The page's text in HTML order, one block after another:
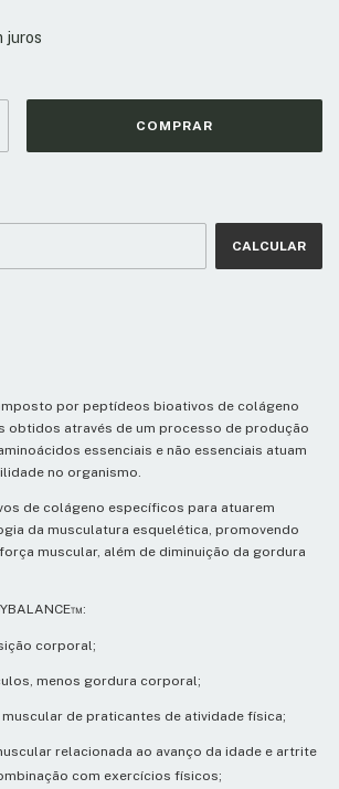
juros
CALCULAR
por peptídeos bioativos de colágeno
obtidos através de um processo de produção
essenciais e não essenciais atuam
no organismo.
de colágeno específicos para atuarem
da musculatura esquelética, promovendo
muscular, além de diminuição da gordura
corporal;
menos gordura corporal;
de praticantes de atividade física;
relacionada ao avanço da idade e artrite
com exercícios físicos;